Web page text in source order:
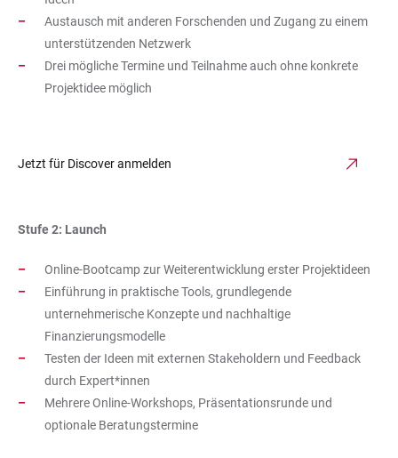
Austausch mit anderen Forschenden und Zugang zu einem
unterstützenden Netzwerk
Drei mögliche Termine und Teilnahme auch ohne konkrete
Projektidee möglich
Jetzt für Discover anmelden
Stufe 2: Launch
Online-Bootcamp zur Weiterentwicklung erster Projektideen
Einführung in praktische Tools, grundlegende
unternehmerische Konzepte und nachhaltige
Finanzierungsmodelle
Testen der Ideen mit externen Stakeholdern und Feedback
durch Expert*innen
Mehrere Online-Workshops, Präsentationsrunde und
optionale Beratungstermine